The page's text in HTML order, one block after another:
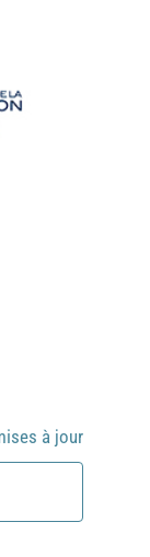
à jour